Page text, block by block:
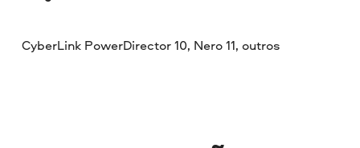
CyberLink PowerDirector 10, Nero 11, outros